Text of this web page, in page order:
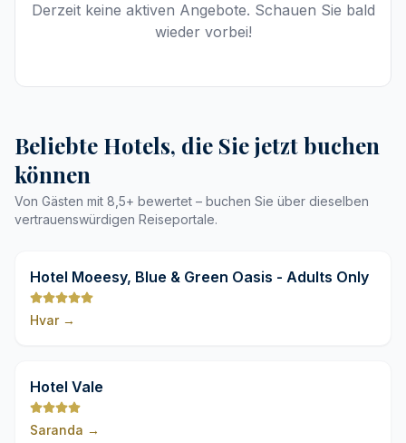
Derzeit keine aktiven Angebote. Schauen Sie bald
wieder vorbei!
Beliebte Hotels, die Sie jetzt buchen
können
Von Gästen mit 8,5+ bewertet – buchen Sie über dieselben
vertrauenswürdigen Reiseportale.
9,8
Hotel Moeesy, Blue & Green Oasis - Adults Only
Hvar→
Hotel Vale
Saranda →